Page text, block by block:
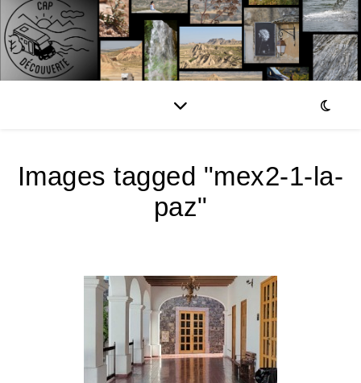
Images tagged "mex2-1-la-
paz"